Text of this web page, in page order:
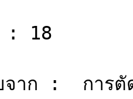
: 18
ยจาก :  การ